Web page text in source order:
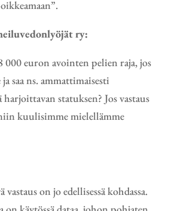
ry:
000 euron avointen pelien raja, jos
ja saa ns. ammattimaisesti
statuksen? Jos vastaus
kuulisimme mielellämme
on jo edellisessä kohdassa.